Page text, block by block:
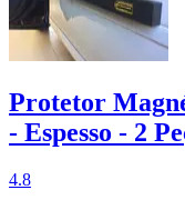
Protetor
- Espesso - 2
4.8